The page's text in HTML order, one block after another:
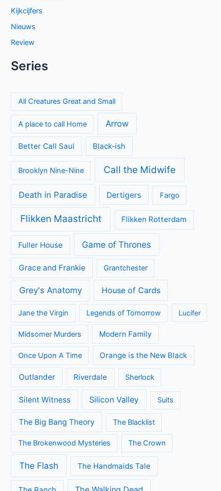
Kijkcijfers
Nieuws
Review
Series
All Creatures Great and Small
A place to call Home Arrow
Better Call Saul Black-ish
Brooklyn Nine-Nine Call the Midwife
Death in Paradise Dertigers Fargo
Flikken Maastricht Flikken Rotterdam
Fuller House Game of Thrones
Grace and Frankie Grantchester
Grey's Anatomy House of Cards
Jane the Virgin Legends of Tomorrow Lucifer
Midsomer Murders Modern Family
Once Upon A Time Orange is the New Black
Outlander Riverdale Sherlock
Silent Witness Silicon Valley Suits
The Big Bang Theory The Blacklist
The Brokenwood Mysteries The Crown
The Flash The Handmaids Tale